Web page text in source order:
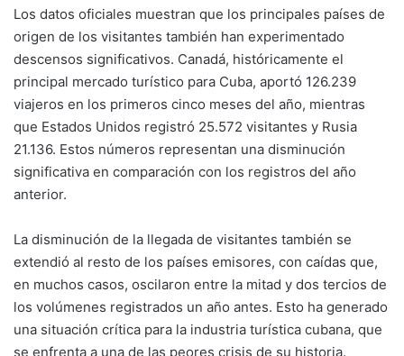
Los datos oficiales muestran que los principales países de
origen de los visitantes también han experimentado
descensos significativos. Canadá, históricamente el
principal mercado turístico para Cuba, aportó 126.239
viajeros en los primeros cinco meses del año, mientras
que Estados Unidos registró 25.572 visitantes y Rusia
21.136. Estos números representan una disminución
significativa en comparación con los registros del año
anterior.
La disminución de la llegada de visitantes también se
extendió al resto de los países emisores, con caídas que,
en muchos casos, oscilaron entre la mitad y dos tercios de
los volúmenes registrados un año antes. Esto ha generado
una situación crítica para la industria turística cubana, que
se enfrenta a una de las peores crisis de su historia.